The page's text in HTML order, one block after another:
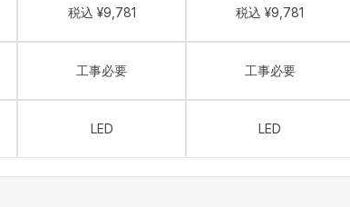
税込 ¥9,781
工事必要
LED
税込 ¥9,781
工事必要
LED